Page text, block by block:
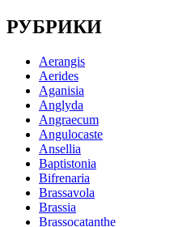
РУБРИКИ
Aerangis
Aerides
Aganisia
Anglyda
Angraecum
Angulocaste
Ansellia
Baptistonia
Bifrenaria
Brassavola
Brassia
Brassocatanthe